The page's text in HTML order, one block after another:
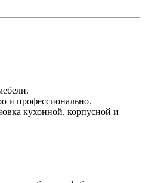
и профессионально.
кухонной, корпусной и